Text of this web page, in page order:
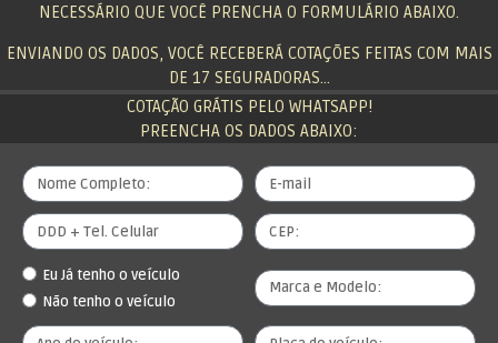
NECESSÁRIO QUE VOCÊ PRENCHA O FORMULÁRIO ABAIXO.
ENVIANDO OS DADOS, VOCÊ RECEBERÁ COTAÇÕES FEITAS COM MAIS
DE 17 SEGURADORAS…
COTAÇÃO GRÁTIS PELO WHATSAPP!
PREENCHA OS DADOS ABAIXO:
Eu Já tenho o veículo
Não tenho o veículo